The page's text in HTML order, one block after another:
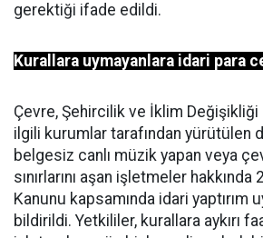
gerektiği ifade edildi.
Kurallara uymayanlara idari para
Çevre, Şehircilik ve İklim
ilgili kurumlar tarafından yürütülen
belgesiz canlı müzik yapan veya
sınırlarını aşan işletmeler hakkında
Kanunu kapsamında idari yaptırım
bildirildi. Yetkililer, kurallara aykırı